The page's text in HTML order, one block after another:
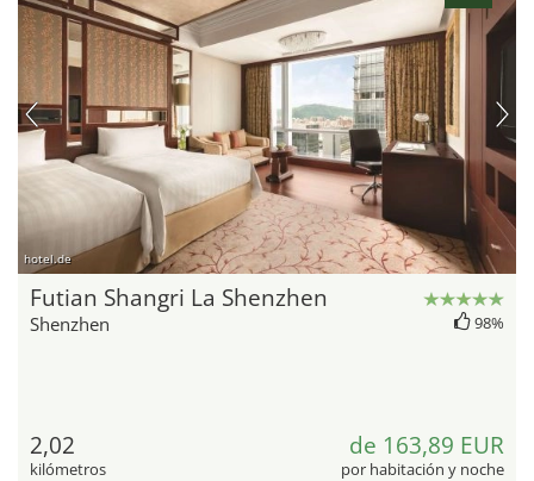
hotel.de
Futian Shangri La Shenzhen
Shenzhen 98%
2,02
kilómetros
de 163,89 EUR
por habitación y noche